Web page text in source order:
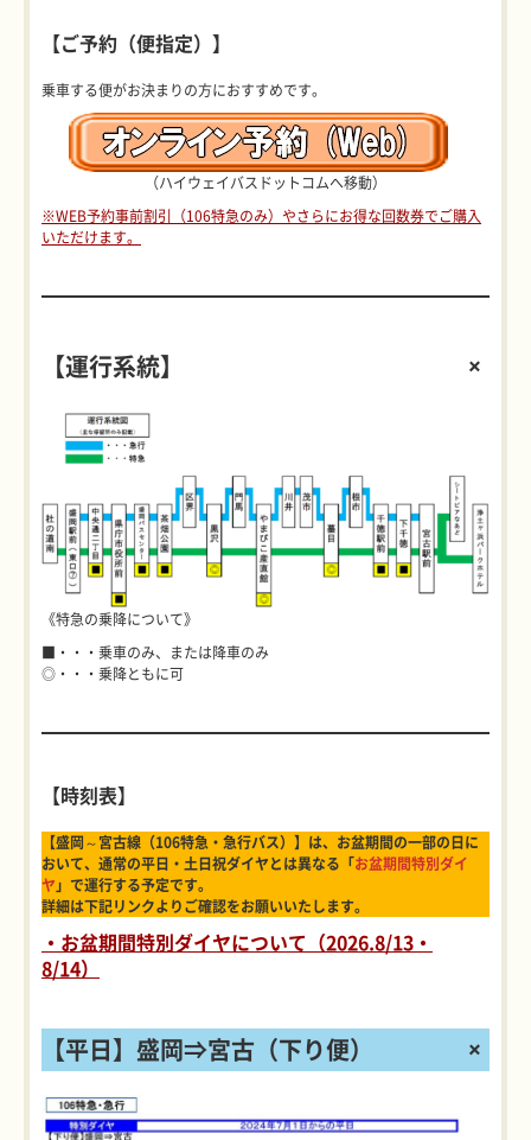
【ご予約（便指定）】
乗車する便がお決まりの方におすすめです。
（ハイウェイバスドットコムへ移動）
※WEB予約事前割引（106特急のみ）やさらにお得な回数券でご購入
いただけます。
【運行系統】 +
《特急の乗降について》
■・・・乗車のみ、または降車のみ
◎・・・乗降ともに可
【時刻表】
【盛岡～宮古線（106特急・急行バス）】は、お盆期間の一部の日に
おいて、通常の平日・土日祝ダイヤとは異なる「お盆期間特別ダイ
ヤ」で運行する予定です。
詳細は下記リンクよりご確認をお願いいたします。
・お盆期間特別ダイヤについて（2026.8/13・
8/14）
【平日】盛岡⇒宮古（下り便） +